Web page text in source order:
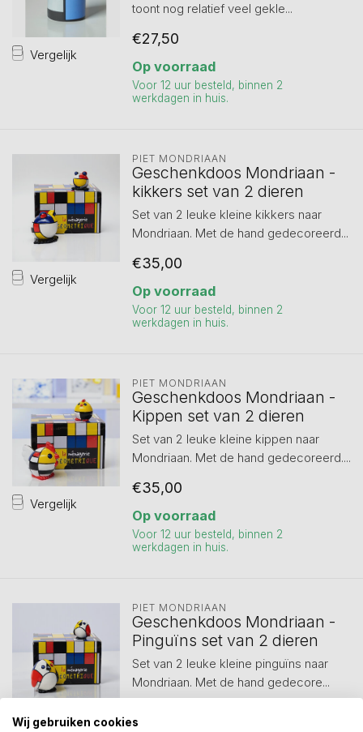
Vergelijk
toont nog relatief veel gekle...
€27,50
Op voorraad
Voor 12 uur besteld, binnen 2
werkdagen in huis.
Vergelijk
PIET MONDRIAAN
Geschenkdoos Mondriaan -
kikkers set van 2 dieren
Set van 2 leuke kleine kikkers naar
Mondriaan. Met de hand gedecoreerd...
€35,00
Op voorraad
Voor 12 uur besteld, binnen 2
werkdagen in huis.
Vergelijk
PIET MONDRIAAN
Geschenkdoos Mondriaan -
Kippen set van 2 dieren
Set van 2 leuke kleine kippen naar
Mondriaan. Met de hand gedecoreerd....
€35,00
Op voorraad
Voor 12 uur besteld, binnen 2
werkdagen in huis.
Vergelijk
PIET MONDRIAAN
Geschenkdoos Mondriaan -
Pinguïns set van 2 dieren
Set van 2 leuke kleine pinguïns naar
Mondriaan. Met de hand gedecore...
Wij gebruiken cookies